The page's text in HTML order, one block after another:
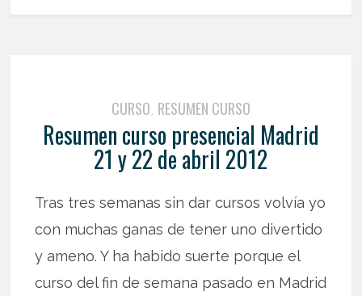
CURSO, RESUMEN CURSO
Resumen curso presencial Madrid
21 y 22 de abril 2012
Tras tres semanas sin dar cursos volvía yo
con muchas ganas de tener uno divertido
y ameno. Y ha habido suerte porque el
curso del fin de semana pasado en Madrid